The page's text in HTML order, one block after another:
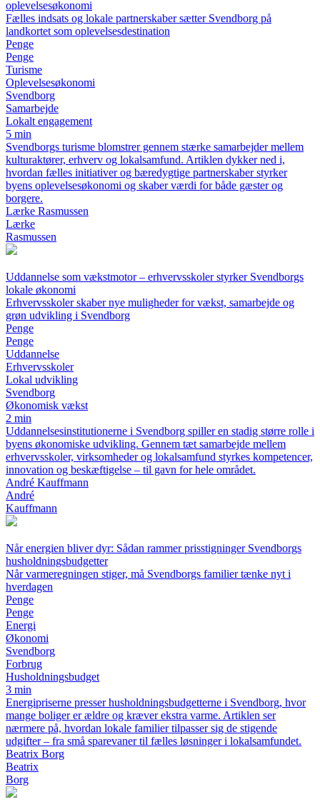
oplevelsesøkonomi
Fælles indsats og lokale partnerskaber sætter Svendborg på
landkortet som oplevelsesdestination
Penge
Penge
Turisme
Oplevelsesøkonomi
Svendborg
Samarbejde
Lokalt engagement
5 min
Svendborgs turisme blomstrer gennem stærke samarbejder mellem
kulturaktører, erhverv og lokalsamfund. Artiklen dykker ned i,
hvordan fælles initiativer og bæredygtige partnerskaber styrker
byens oplevelsesøkonomi og skaber værdi for både gæster og
borgere.
Lærke Rasmussen
Lærke
Rasmussen
Uddannelse som vækstmotor – erhvervsskoler styrker Svendborgs
lokale økonomi
Erhvervsskoler skaber nye muligheder for vækst, samarbejde og
grøn udvikling i Svendborg
Penge
Penge
Uddannelse
Erhvervsskoler
Lokal udvikling
Svendborg
Økonomisk vækst
2 min
Uddannelsesinstitutionerne i Svendborg spiller en stadig større rolle i
byens økonomiske udvikling. Gennem tæt samarbejde mellem
erhvervsskoler, virksomheder og lokalsamfund styrkes kompetencer,
innovation og beskæftigelse – til gavn for hele området.
André Kauffmann
André
Kauffmann
Når energien bliver dyr: Sådan rammer prisstigninger Svendborgs
husholdningsbudgetter
Når varmeregningen stiger, må Svendborgs familier tænke nyt i
hverdagen
Penge
Penge
Energi
Økonomi
Svendborg
Forbrug
Husholdningsbudget
3 min
Energipriserne presser husholdningsbudgetterne i Svendborg, hvor
mange boliger er ældre og kræver ekstra varme. Artiklen ser
nærmere på, hvordan lokale familier tilpasser sig de stigende
udgifter – fra små sparevaner til fælles løsninger i lokalsamfundet.
Beatrix Borg
Beatrix
Borg